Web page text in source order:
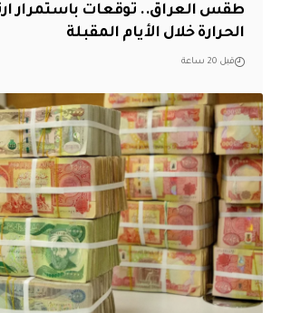
طقس العراق.. توقعات باستمرار
الحرارة خلال الأيام المقبلة
قبل 20 ساعة